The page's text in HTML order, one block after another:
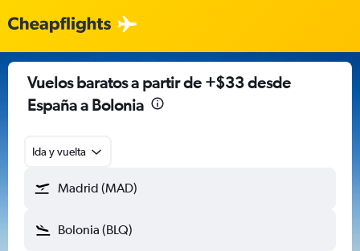
Vuelos baratos a partir de +$33 desde
España a Bolonia
Ida y vuelta
Madrid (MAD)
Bolonia (BLQ)